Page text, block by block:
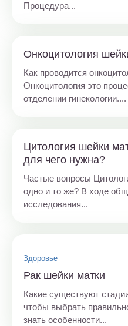
Процедура...
Онкоцитология
Как проводится
Онкоцитология это
отделении гинекологии....
Цитология шейки
для чего нужна?
Частые вопросы
одно и то же? В ходе
исследования...
Здоровье
Рак шейки матки
Какие существуют
чтобы выбрать
знать особенности...